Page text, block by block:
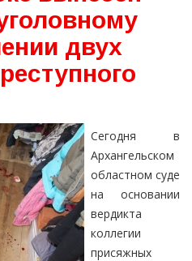
двух
Сегодня в
Архангельском
областном суде
на основании
вердикта
коллегии
присяжных